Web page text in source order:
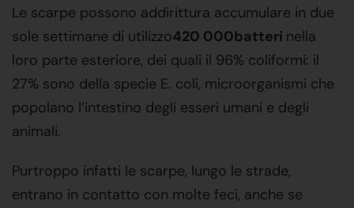
Le scarpe possono addirittura accumulare in due
sole settimane di utilizzo420 000batteri nella
loro parte esteriore, dei quali il 96% coliformi: il
27% sono della specie E. coli, microorganismi che
popolano l’intestino degli esseri umani e degli
animali.
Purtroppo infatti le scarpe, lungo le strade,
entrano in contatto con molte feci, anche se